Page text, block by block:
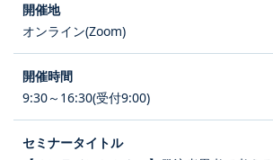
オンライン(Zoom)
9:30～16:30(受付9:00)